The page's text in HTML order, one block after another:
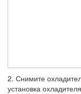
2. Снимите
установка